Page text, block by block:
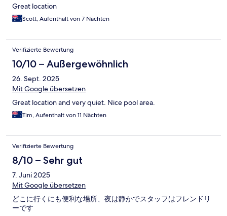
Great location
Scott, Aufenthalt von 7 Nächten
Verifizierte Bewertung
10/10 – Außergewöhnlich
26. Sept. 2025
Mit Google übersetzen
Great location and very quiet. Nice pool area.
Tim, Aufenthalt von 11 Nächten
Verifizierte Bewertung
8/10 – Sehr gut
7. Juni 2025
Mit Google übersetzen
どこに行くにも便利な場所、夜は静かでスタッフはフレンドリ
ーです